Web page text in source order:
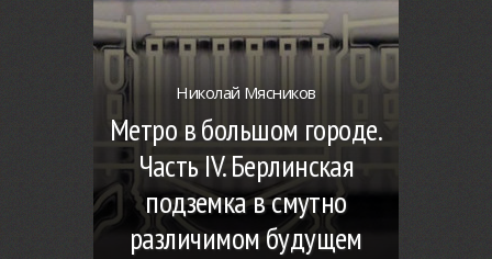
Николай Мясников
Метро в большом городе.
Часть IV. Берлинская
подземка в смутно
различимом будущем